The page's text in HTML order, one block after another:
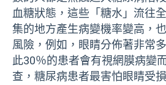
血糖狀態，這些「糖水」流往
集的地方產生病變機率變高，
風險，例如，眼睛分佈著非常
此30％的患者會有視網膜病變
查，糖尿病患者最害怕眼睛受